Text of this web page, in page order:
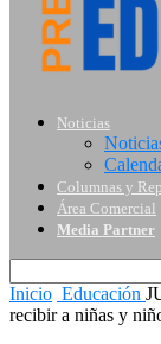
Noticias
Columnas y
Área Comercial
Media Partner
Inicio Educación
recibir a niñas y